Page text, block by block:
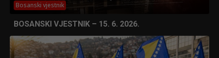
Bosanski vjestnik
BOSANSKI VJESTNIK – 15. 6. 2026.